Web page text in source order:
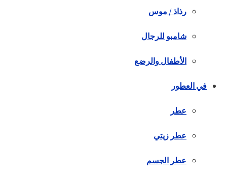
رذاذ / موس
شامبو للرجال
الأطفال والرضع
في العطور
عطر
عطر زيتي
عطر الجسم